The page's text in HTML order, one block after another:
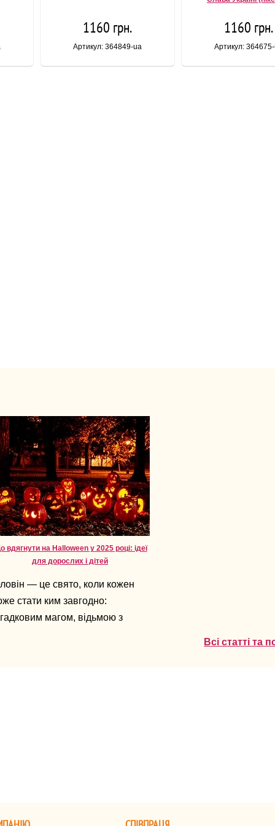
1160 грн.
Артикул: 364849-ua
1160 грн.
Артикул:
вдягнути на Halloween у 2025 році: ідеї
для дорослих і дітей
— це свято, коли кожен
стати ким завгодно:
магом, відьмою з
Всі статті та